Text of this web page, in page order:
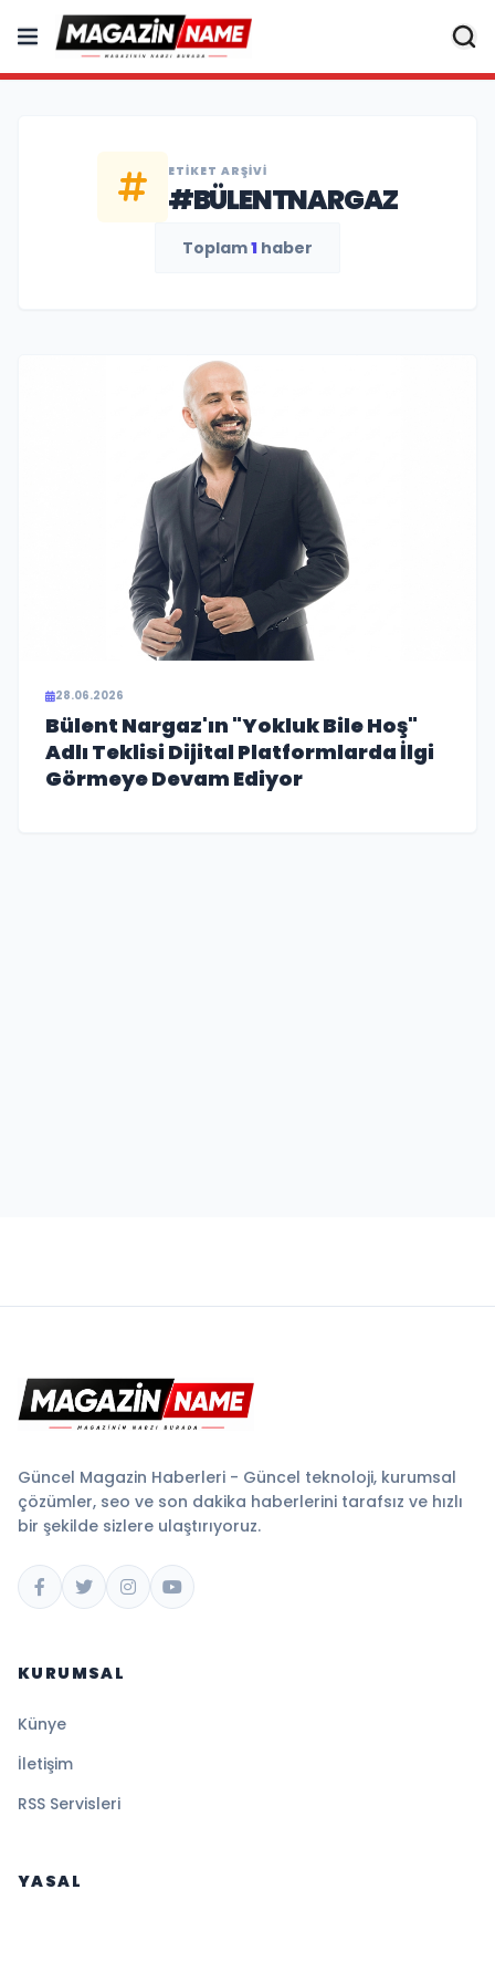
ETIKET ARŞIVI
#BÜLENTNARGAZ
Toplam1 haber
28.06.2026
Bülent Nargaz'ın "Yokluk Bile Hoş"
Adlı Teklisi Dijital Platformlarda İlgi
Görmeye Devam Ediyor
Güncel Magazin Haberleri - Güncel teknoloji, kurumsal
çözümler, seo ve son dakika haberlerini tarafsız ve hızlı
bir şekilde sizlere ulaştırıyoruz.
KURUMSAL
Künye
İletişim
RSS Servisleri
YASAL